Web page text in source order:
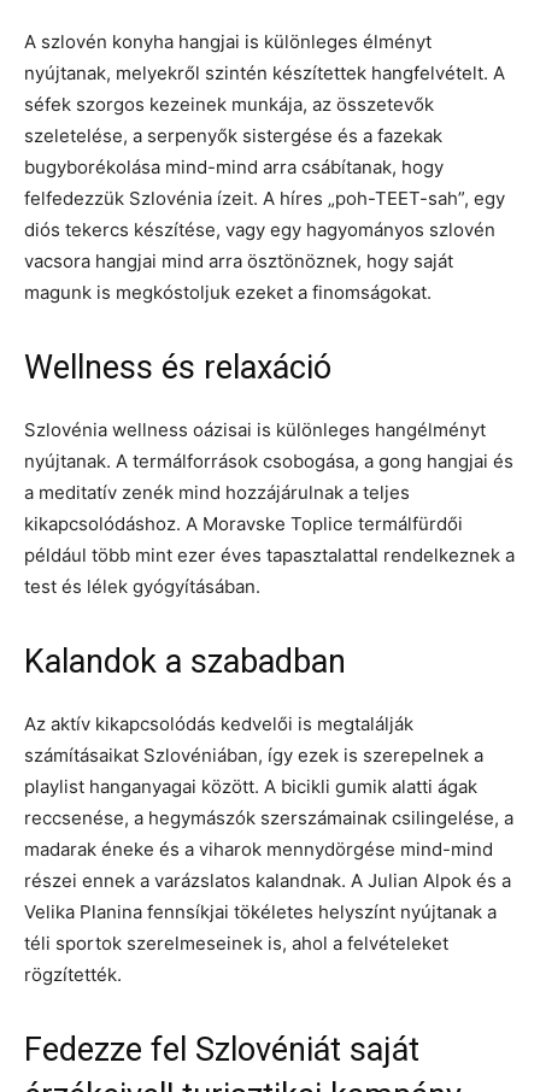
A szlovén konyha hangjai is különleges élményt
nyújtanak, melyekről szintén készítettek hangfelvételt. A
séfek szorgos kezeinek munkája, az összetevők
szeletelése, a serpenyők sistergése és a fazekak
bugyborékolása mind-mind arra csábítanak, hogy
felfedezzük Szlovénia ízeit. A híres „poh-TEET-sah”, egy
diós tekercs készítése, vagy egy hagyományos szlovén
vacsora hangjai mind arra ösztönöznek, hogy saját
magunk is megkóstoljuk ezeket a finomságokat.
Wellness és relaxáció
Szlovénia wellness oázisai is különleges hangélményt
nyújtanak. A termálforrások csobogása, a gong hangjai és
a meditatív zenék mind hozzájárulnak a teljes
kikapcsolódáshoz. A Moravske Toplice termálfürdői
például több mint ezer éves tapasztalattal rendelkeznek a
test és lélek gyógyításában.
Kalandok a szabadban
Az aktív kikapcsolódás kedvelői is megtalálják
számításaikat Szlovéniában, így ezek is szerepelnek a
playlist hanganyagai között. A bicikli gumik alatti ágak
reccsenése, a hegymászók szerszámainak csilingelése, a
madarak éneke és a viharok mennydörgése mind-mind
részei ennek a varázslatos kalandnak. A Julian Alpok és a
Velika Planina fennsíkjai tökéletes helyszínt nyújtanak a
téli sportok szerelmeseinek is, ahol a felvételeket
rögzítették.
Fedezze fel Szlovéniát saját